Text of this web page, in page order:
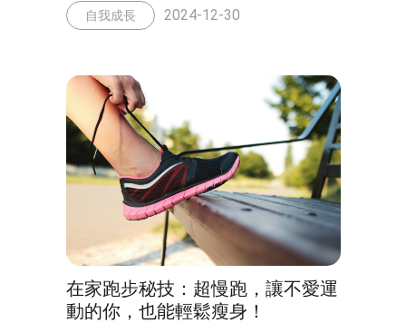
自我成長 2024-12-30
在家跑步秘技：超慢跑，讓不愛運
動的你，也能輕鬆瘦身！